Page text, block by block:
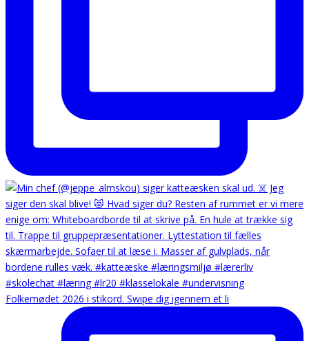
Folkemødet 2026 i stikord. Swipe dig igennem et li